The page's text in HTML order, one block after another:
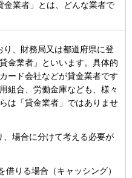
業者」とは、どんな業者で
、財務局又は都道府県に登
金業者」といいます。具体的
ード会社などが貸金業者です
組合、労働金庫なども、様々
は「貸金業者」ではありませ
場合に分けて考える必要が
りる場合（キャッシング）